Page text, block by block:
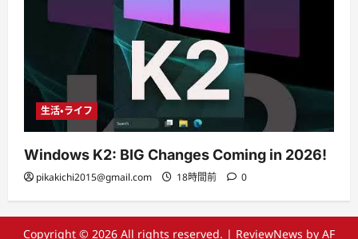
生活・ライフ
Windows K2: BIG Changes Coming in 2026!
pikakichi2015@gmail.com 18時間前 0
Copyright © 2026 All rights reserved. | ReviewNews by AF